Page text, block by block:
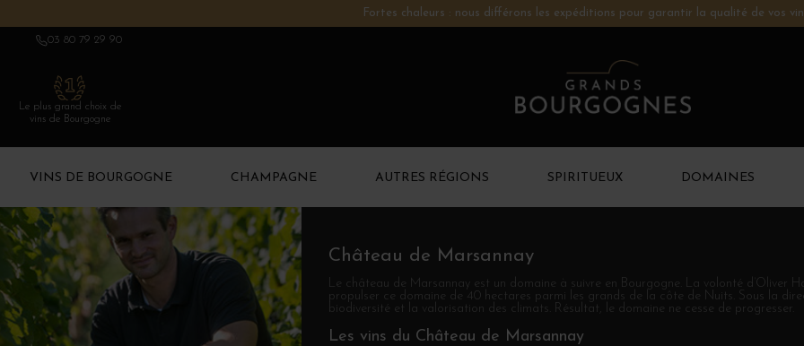
Fortes chaleurs : nous différons les expéditions pour garantir la qualité de vos
03 80 79 29 90
Le plus grand choix de
vins de Bourgogne
VINS DE BOURGOGNE CHAMPAGNE AUTRES RÉGIONS SPIRITUEUX DOMAINES
Château de Marsannay
Le château de Marsannay est un domaine à suivre en Bourgogne. La volonté d’Oliver
propulser ce domaine de 40 hectares parmi les grands de la côte de Nuits. Sous la
biodiversité et la valorisation des climats. Résultat, le domaine ne cesse de progresser.
Les vins du Château de Marsannay